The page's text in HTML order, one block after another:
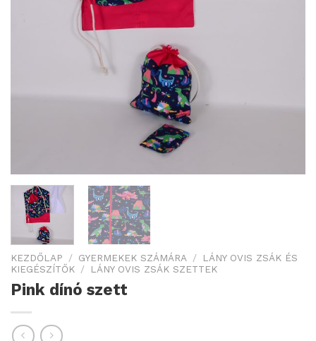
KEZDŐLAP / GYERMEKEK SZÁMÁRA /
LÁNY OVIS ZSÁK ÉS
KIEGÉSZÍTŐK / LÁNY OVIS ZSÁK SZETTEK
Pink dínó szett